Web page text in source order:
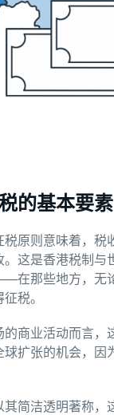
的基本要素
税原则意味着，税
。这是香港税制与
在那些地方，无
税。
的商业活动而言，
球扩张的机会，因
其简洁透明著称，